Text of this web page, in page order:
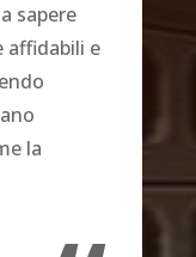
sapere
affidabili e
la